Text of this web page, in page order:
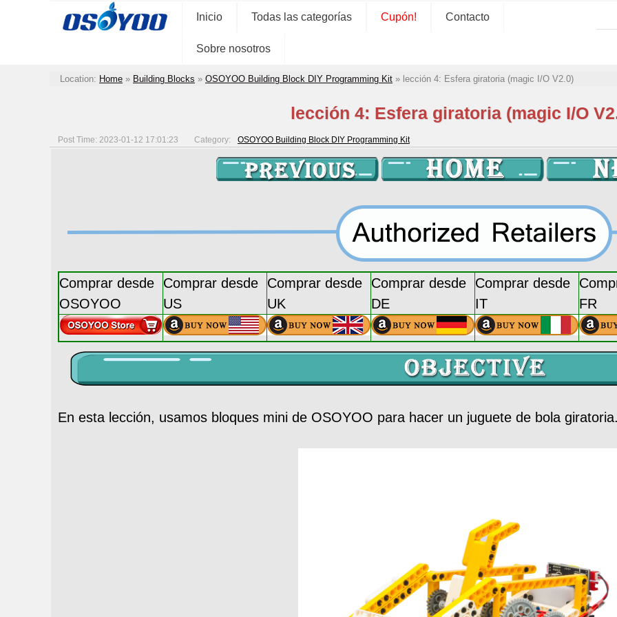
Inicio Todas las categorías Cupón! Contacto
Sobre nosotros
Location: Home » Building Blocks » OSOYOO Building Block DIY Programming Kit » lección 4: Esfera giratoria (magic I/O V2.0)
lección 4: Esfera giratoria (magic I/O
Post Time: 2023-01-12 17:01:23 Category: OSOYOO Building Block DIY Programming Kit
Comprar desde
OSOYOO
Comprar desde
US
Comprar desde
UK
Comprar desde
DE
Comprar desde
IT
FR
En esta lección, usamos bloques mini de OSOYOO para hacer un juguete de bola